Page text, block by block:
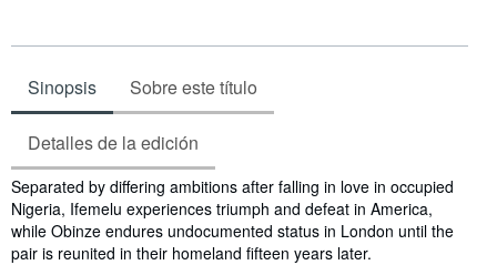
Sinopsis Sobre este título
Detalles de la edición
Sinopsis
Separated by differing ambitions after falling in love in occupied
Nigeria, Ifemelu experiences triumph and defeat in America,
while Obinze endures undocumented status in London until the
pair is reunited in their homeland fifteen years later.